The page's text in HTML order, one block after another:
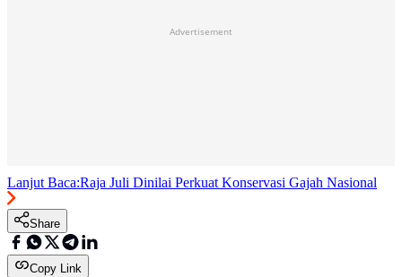
Advertisement
Lanjut Baca:Raja Juli Dinilai Perkuat Konservasi Gajah Nasional
Share
Copy Link